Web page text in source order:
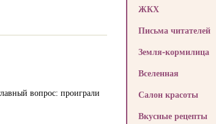
вопрос: проиграли
ЖКХ
Письма читателей
Земля-кормилица
Вселенная
Салон красоты
Вкусные рецепты